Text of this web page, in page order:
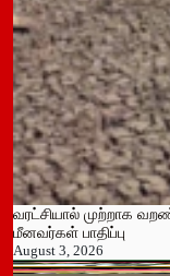
வரட்சியால் முற்றாக
மீனவர்கள் பாதிப்பு
August 3, 2026